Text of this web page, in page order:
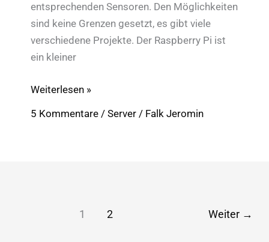
entsprechenden Sensoren. Den Möglichkeiten
sind keine Grenzen gesetzt, es gibt viele
verschiedene Projekte. Der Raspberry Pi ist
ein kleiner
Raspberry
Weiterlesen »
5 Kommentare / Server / Falk Jeromin
1 2 Weiter →